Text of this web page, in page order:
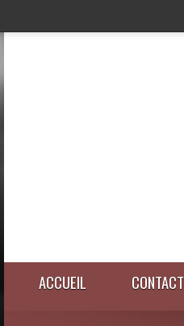
ACCUEIL CONTACT